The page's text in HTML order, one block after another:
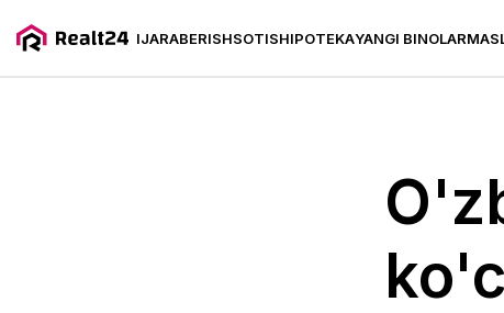
IJARABERISHSOTISHIPOTEKAYANGI BINOLAR